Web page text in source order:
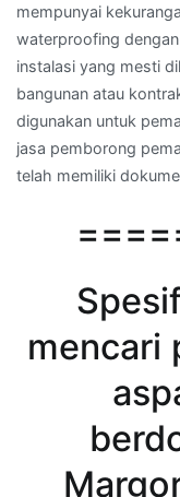
mempunyai
waterproofing
instalasi yang mesti
bangunan atau
digunakan untuk
jasa pemborong
telah memiliki
mencari